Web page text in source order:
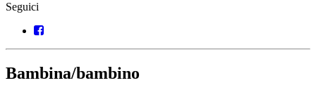
Seguici
Facebook
Bambina/bambino